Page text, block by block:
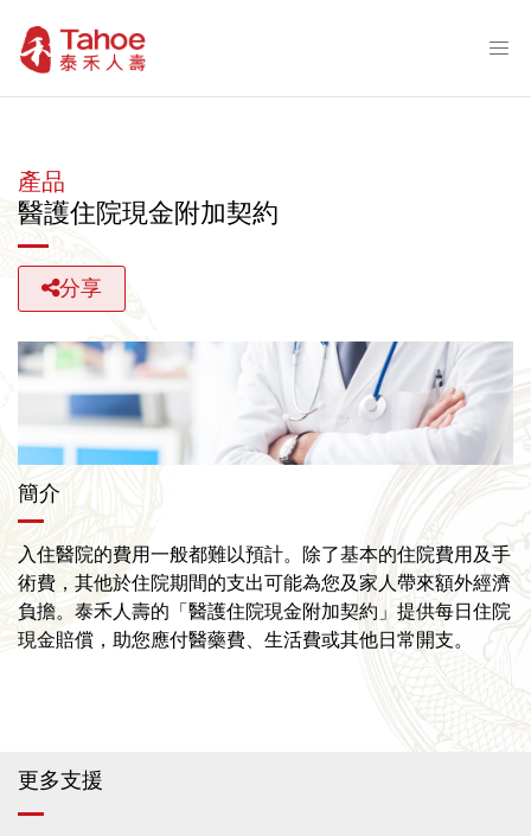
產品
醫護住院現金附加契約
分享
簡介
入住醫院的費用一般都難以預計。除了基本的住院費用及手
術費，其他於住院期間的支出可能為您及家人帶來額外經濟
負擔。泰禾人壽的「醫護住院現金附加契約」提供每日住院
現金賠償，助您應付醫藥費、生活費或其他日常開支。
更多支援